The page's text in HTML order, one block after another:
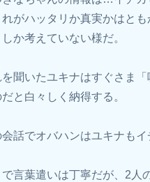
れがハッタリか真実かはと
か考えていない様だ。
を聞いたユキナはすぐさま
だと白々しく納得する。
会話でオバハンはユキナも
で言葉遣いは丁寧だが、2人